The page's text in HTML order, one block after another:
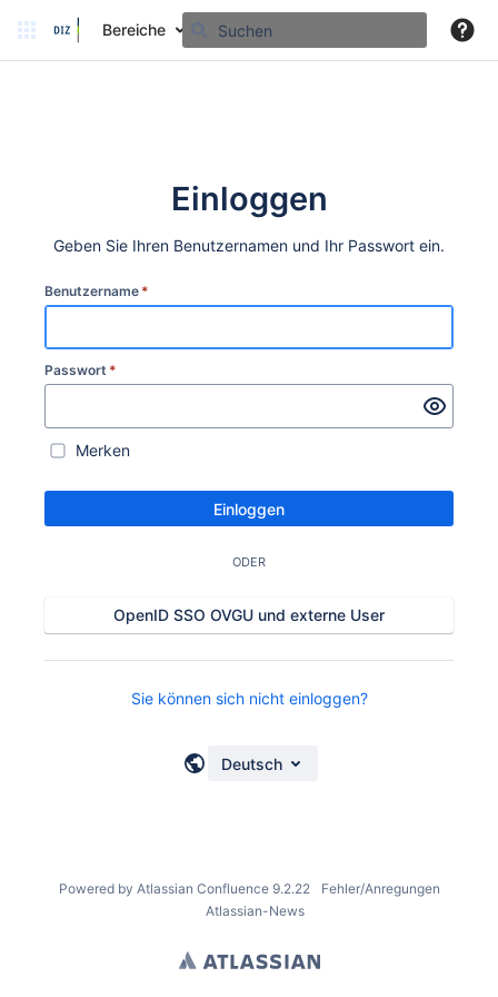
Bereiche
Einloggen
Geben Sie Ihren Benutzernamen und Ihr Passwort ein.
Benutzername *
Passwort *
Merken
Einloggen
ODER
OpenID SSO OVGU und externe User
Sie können sich nicht einloggen?
Deutsch
Powered by Atlassian Confluence 9.2.22
Fehler/Anregungen
Atlassian-News